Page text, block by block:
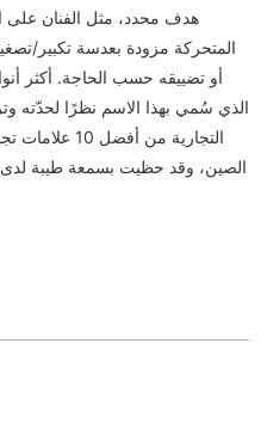
هدف محدد، مثل الفنان على
المتحركة مزودة بعدسة تكبير/
أو تضييقه حسب الحاجة. أكثر
الصين، وقد حظيت بسمعة طيبة لدى